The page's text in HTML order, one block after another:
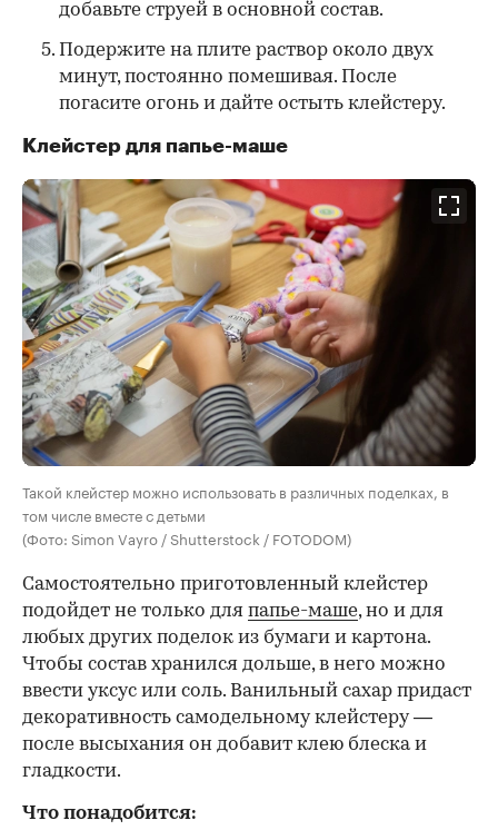
добавьте струей в основной состав.
Подержите на плите раствор около двух
минут, постоянно помешивая. После
погасите огонь и дайте остыть клейстеру.
Клейстер для папье-маше
Такой клейстер можно использовать в различных поделках, в
том числе вместе с детьми
(Фото: Simon Vayro / Shutterstock / FOTODOM)
Самостоятельно приготовленный клейстер
подойдет не только для папье-маше, но и для
любых других поделок из бумаги и картона.
Чтобы состав хранился дольше, в него можно
ввести уксус или соль. Ванильный сахар придаст
декоративность самодельному клейстеру —
после высыхания он добавит клею блеска и
гладкости.
Что понадобится: